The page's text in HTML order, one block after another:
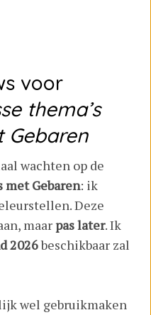
voor
thema’s
Gebaren
wachten op de
met Gebaren: ik
Deze
maarpas later. Ik
2026beschikbaar zal
wel gebruikmaken